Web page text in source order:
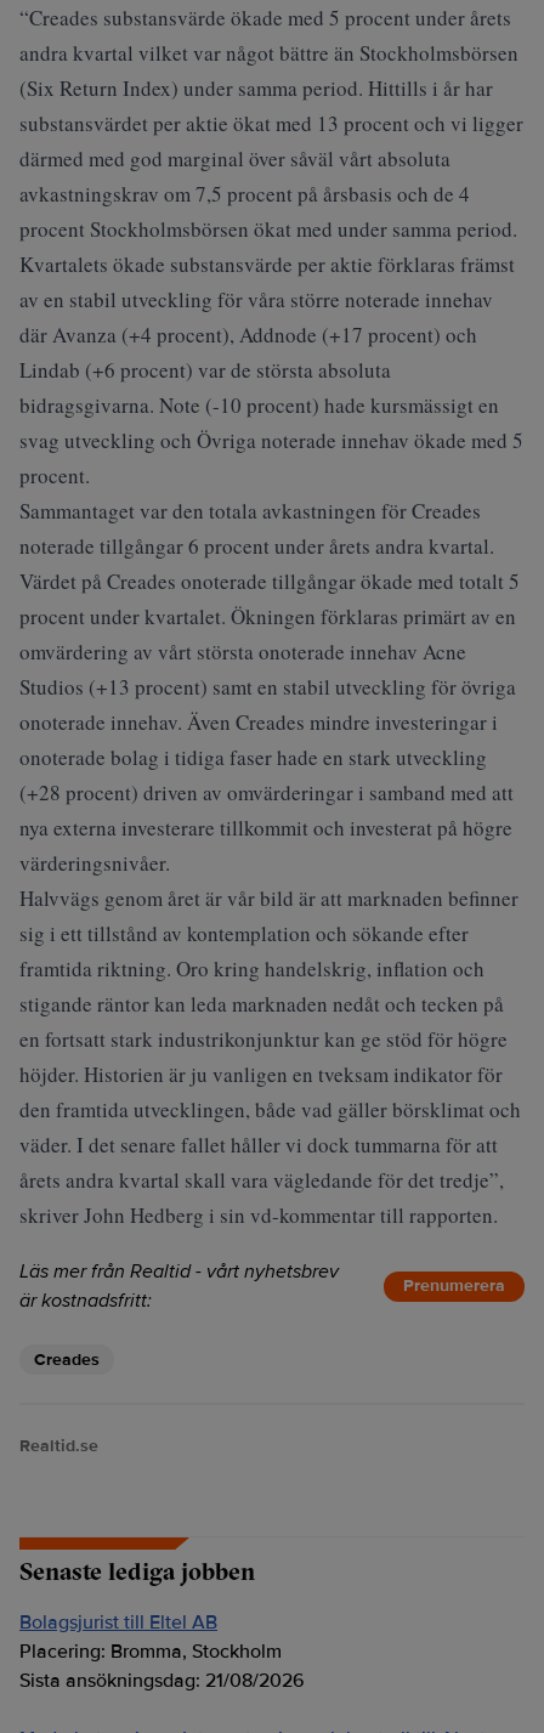
“Creades substansvärde ökade med 5 procent under årets
andra kvartal vilket var något bättre än Stockholmsbörsen
(Six Return Index) under samma period. Hittills i år har
substansvärdet per aktie ökat med 13 procent och vi ligger
därmed med god marginal över såväl vårt absoluta
avkastningskrav om 7,5 procent på årsbasis och de 4
procent Stockholmsbörsen ökat med under samma period.
Kvartalets ökade substansvärde per aktie förklaras främst
av en stabil utveckling för våra större noterade innehav
där Avanza (+4 procent), Addnode (+17 procent) och
Lindab (+6 procent) var de största absoluta
bidragsgivarna. Note (-10 procent) hade kursmässigt en
svag utveckling och Övriga noterade innehav ökade med 5
procent.
Sammantaget var den totala avkastningen för Creades
noterade tillgångar 6 procent under årets andra kvartal.
Värdet på Creades onoterade tillgångar ökade med totalt 5
procent under kvartalet. Ökningen förklaras primärt av en
omvärdering av vårt största onoterade innehav Acne
Studios (+13 procent) samt en stabil utveckling för övriga
onoterade innehav. Även Creades mindre investeringar i
onoterade bolag i tidiga faser hade en stark utveckling
(+28 procent) driven av omvärderingar i samband med att
nya externa investerare tillkommit och investerat på högre
värderingsnivåer.
Halvvägs genom året är vår bild är att marknaden befinner
sig i ett tillstånd av kontemplation och sökande efter
framtida riktning. Oro kring handelskrig, inflation och
stigande räntor kan leda marknaden nedåt och tecken på
en fortsatt stark industrikonjunktur kan ge stöd för högre
höjder. Historien är ju vanligen en tveksam indikator för
den framtida utvecklingen, både vad gäller börsklimat och
väder. I det senare fallet håller vi dock tummarna för att
årets andra kvartal skall vara vägledande för det tredje”,
skriver John Hedberg i sin vd-kommentar till rapporten.
Läs mer från Realtid - vårt nyhetsbrev
är kostnadsfritt:
Prenumerera
Creades
Realtid.se
Senaste lediga jobben
Bolagsjurist till Eltel AB
Placering: Bromma, Stockholm
Sista ansökningsdag: 21/08/2026